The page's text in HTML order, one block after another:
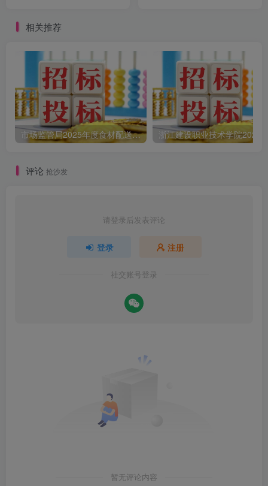
相关推荐
市场监管局2025年度食材配送采购公告
评论 抢沙发
请登录后发表评论
登录 注册
社交账号登录
暂无评论内容